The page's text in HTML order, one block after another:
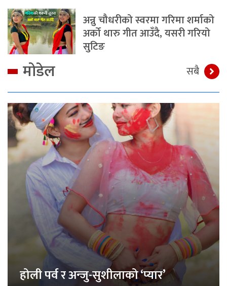
अन्नु चौधरीको स्वरमा गरिमा शर्माको
अर्को थारु गीत आउँदै, यसरी गरियो
सुटिङ
मोडेल सबै
होली पर्व र अन्जु-सुशीलाको ‘प्यार’